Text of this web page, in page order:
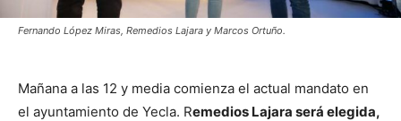
Fernando López Miras, Remedios Lajara y Marcos Ortuño.
Mañana a las 12 y media comienza el actual mandato en
el ayuntamiento de Yecla. Remedios Lajara será elegida,